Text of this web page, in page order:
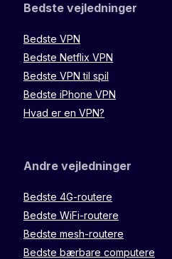
Bedste vejledninger
Bedste VPN
Bedste Netflix VPN
Bedste VPN til spil
Bedste iPhone VPN
Hvad er en VPN?
Andre vejledninger
Bedste 4G-routere
Bedste WiFi-routere
Bedste mesh-routere
Bedste bærbare computere